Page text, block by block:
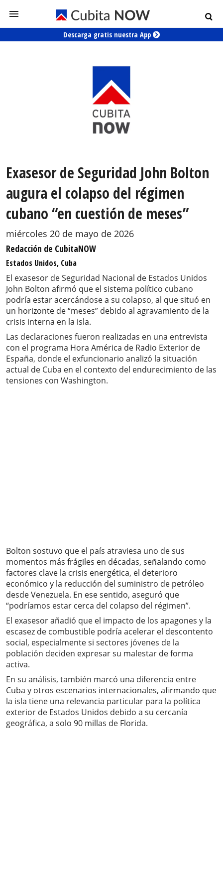
Descarga gratis nuestra App
Exasesor de Seguridad John Bolton
augura el colapso del régimen
cubano “en cuestión de meses”
miércoles 20 de mayo de 2026
Redacción de CubitaNOW
Estados Unidos, Cuba
El exasesor de Seguridad Nacional de Estados Unidos
John Bolton afirmó que el sistema político cubano
podría estar acercándose a su colapso, al que situó en
un horizonte de “meses” debido al agravamiento de la
crisis interna en la isla.
Las declaraciones fueron realizadas en una entrevista
con el programa Hora América de Radio Exterior de
España, donde el exfuncionario analizó la situación
actual de Cuba en el contexto del endurecimiento de las
tensiones con Washington.
Bolton sostuvo que el país atraviesa uno de sus
momentos más frágiles en décadas, señalando como
factores clave la crisis energética, el deterioro
económico y la reducción del suministro de petróleo
desde Venezuela. En ese sentido, aseguró que
“podríamos estar cerca del colapso del régimen”.
El exasesor añadió que el impacto de los apagones y la
escasez de combustible podría acelerar el descontento
social, especialmente si sectores jóvenes de la
población deciden expresar su malestar de forma
activa.
En su análisis, también marcó una diferencia entre
Cuba y otros escenarios internacionales, afirmando que
la isla tiene una relevancia particular para la política
exterior de Estados Unidos debido a su cercanía
geográfica, a solo 90 millas de Florida.